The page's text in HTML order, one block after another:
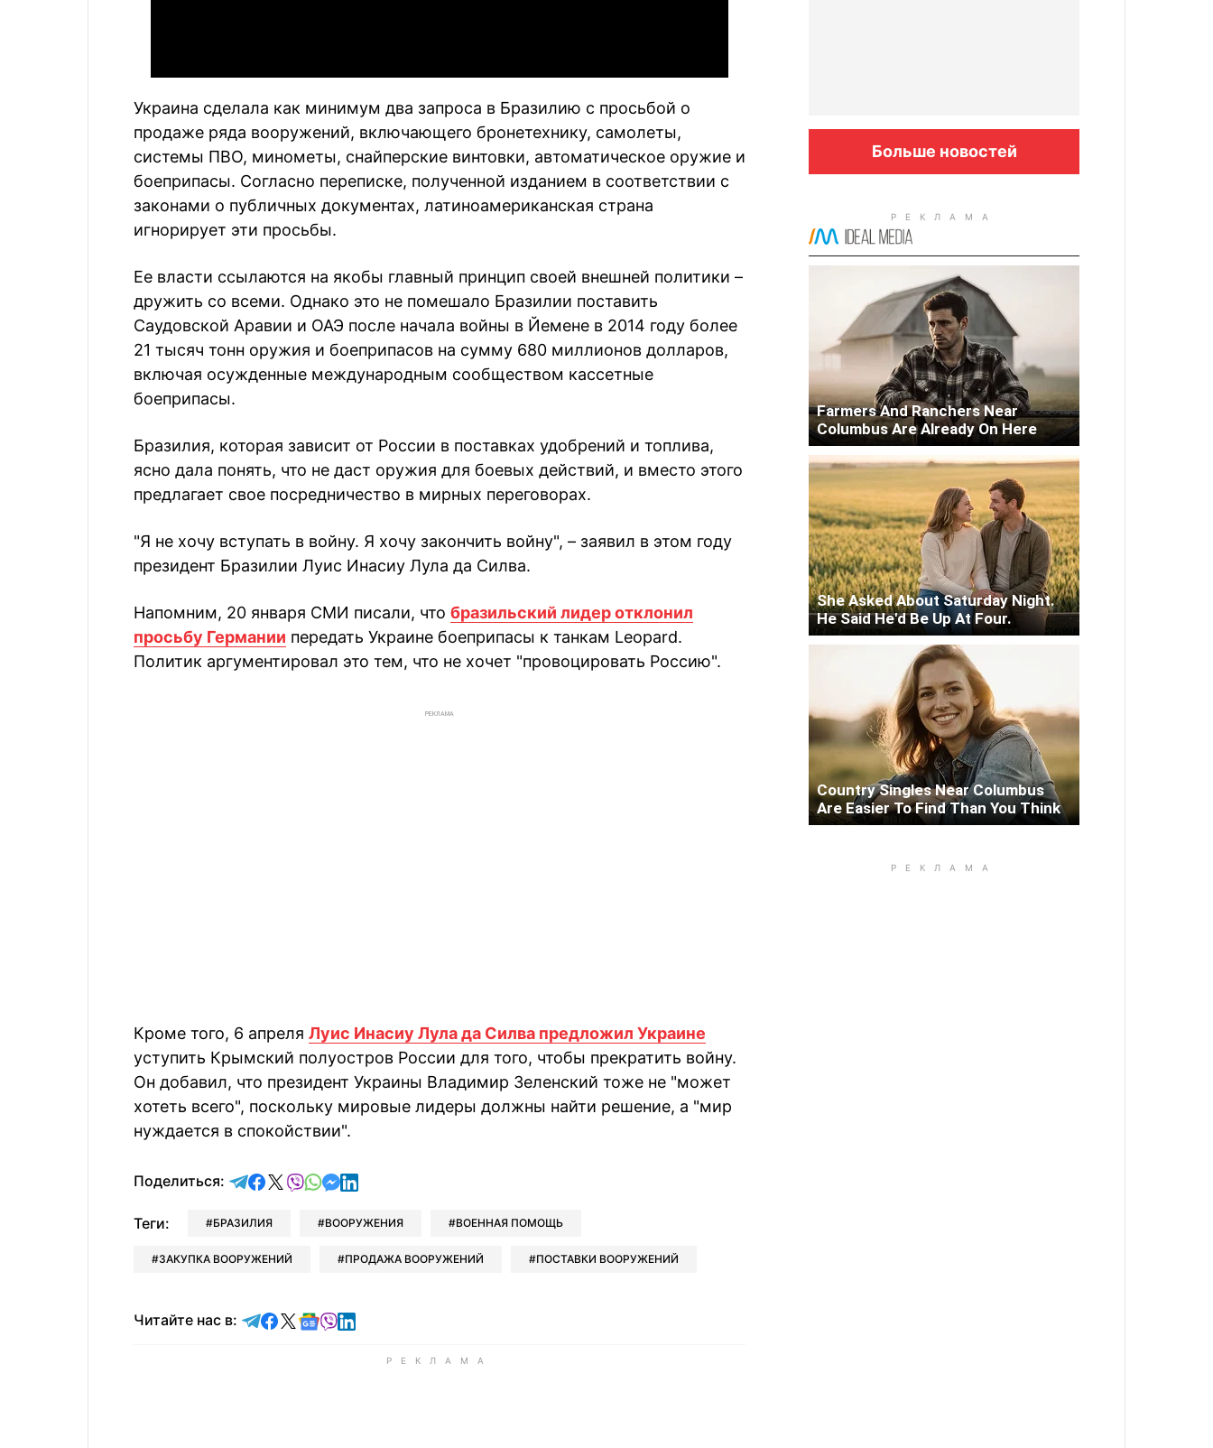
Украина сделала как минимум два запроса в Бразилию с просьбой о
продаже ряда вооружений, включающего бронетехнику, самолеты,
системы ПВО, минометы, снайперские винтовки, автоматическое оружие и
боеприпасы. Согласно переписке, полученной изданием в соответствии с
законами о публичных документах, латиноамериканская страна
игнорирует эти просьбы.
Ее власти ссылаются на якобы главный принцип своей внешней политики –
дружить со всеми. Однако это не помешало Бразилии поставить
Саудовской Аравии и ОАЭ после начала войны в Йемене в 2014 году более
21 тысяч тонн оружия и боеприпасов на сумму 680 миллионов долларов,
включая осужденные международным сообществом кассетные
боеприпасы.
Бразилия, которая зависит от России в поставках удобрений и топлива,
ясно дала понять, что не даст оружия для боевых действий, и вместо этого
предлагает свое посредничество в мирных переговорах.
"Я не хочу вступать в войну. Я хочу закончить войну", – заявил в этом году
президент Бразилии Луис Инасиу Лула да Силва.
Напомним, 20 января СМИ писали, что бразильский лидер отклонил
просьбу Германии передать Украине боеприпасы к танкам Leopard.
Политик аргументировал это тем, что не хочет "провоцировать Россию".
РЕКЛАМА
Кроме того, 6 апреля Луис Инасиу Лула да Силва предложил Украине
уступить Крымский полуостров России для того, чтобы прекратить войну.
Он добавил, что президент Украины Владимир Зеленский тоже не "может
хотеть всего", поскольку мировые лидеры должны найти решение, а "мир
нуждается в спокойствии".
Поделиться: отправить в Telegram
поделиться в Facebook
поделиться в X
отправить в Viber
отправить в Whatsapp
отправить в Messenger
отправить в LinkedIn
Теги: БРАЗИЛИЯ ВООРУЖЕНИЯ ВОЕННАЯ ПОМОЩЬ
ЗАКУПКА ВООРУЖЕНИЙ ПРОДАЖА ВООРУЖЕНИЙ ПОСТАВКИ ВООРУЖЕНИЙ
Читайте нас в: Читайте в Telegram
Читайте в Facebook
Читайте в X
Читайте в Google news
Читайте в Viber
Читайте в LinkedIn
Больше новостей